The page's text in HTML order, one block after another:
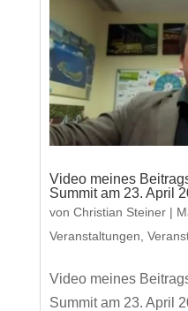
Video meines
Summit am 23. April
von Christian Steiner|
Veranstaltungen
Video meines
Summit am 23. April